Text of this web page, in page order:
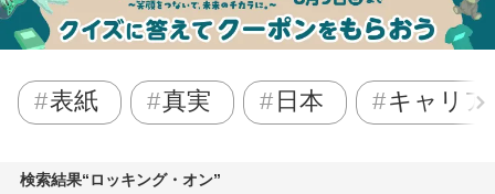
表紙 真実 日本 キャリア
検索結果 ロッキング・オン